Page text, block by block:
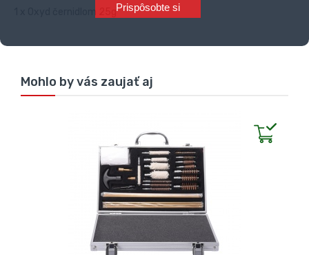
Prispôsobte si
Mohlo by vás zaujať aj